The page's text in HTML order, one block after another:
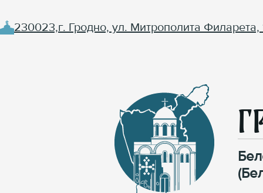
230023,г. Гродно, ул. Митрополита Филарета,